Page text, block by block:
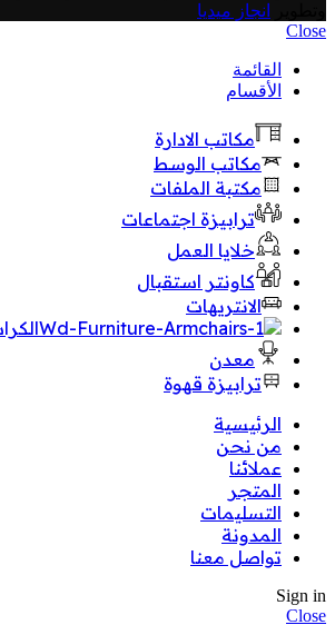
انجاز ميديا
Close
القائمة
الأقسام
مكاتب الادارة
مكاتب الوسط
مكتبة الملفات
ترابيزة اجتماعات
خلايا العمل
كاونتر استقبال
الانتريهات
معدن
ترابيزة قهوة
الرئيسية
من نحن
عملائنا
المتجر
التسليمات
المدونة
تواصل معنا
Sign in
Close